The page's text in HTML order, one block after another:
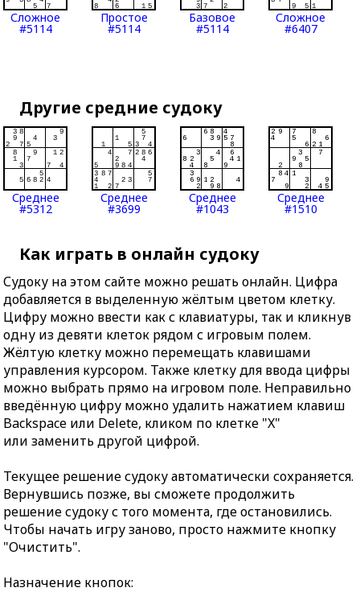
Сложное
#5114
Простое
#5114
Базовое
#5114
Сложное
#6407
Другие средние судоку
Среднее
#5312
Среднее
#3699
Среднее
#1043
Среднее
#1510
Как играть в онлайн судоку
Судоку на этом сайте можно решать онлайн. Цифра
добавляется в выделенную жёлтым цветом клетку.
Цифру можно ввести как с клавиатуры, так и кликнув
одну из девяти клеток рядом с игровым полем.
Жёлтую клетку можно перемещать клавишами
управления курсором. Также клетку для ввода цифры
можно выбрать прямо на игровом поле. Неправильно
введённую цифру можно удалить нажатием клавиш
Backspace или Delete, кликом по клетке "X"
или заменить другой цифрой.
Текущее решение судоку автоматически сохраняется.
Вернувшись позже, вы сможете продолжить
решение судоку с того момента, где остановились.
Чтобы начать игру заново, просто нажмите кнопку
"Очистить".
Назначение кнопок: